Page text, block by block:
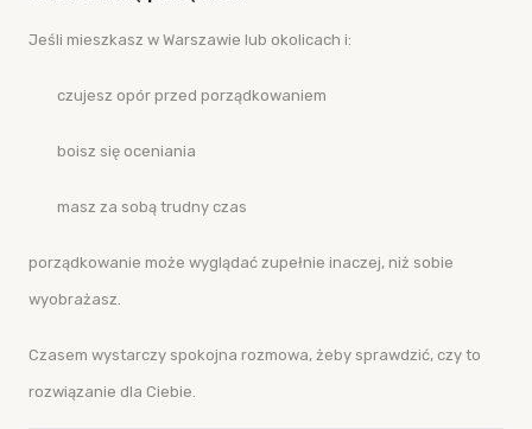
Jeśli mieszkasz w Warszawie lub okolicach i:
czujesz opór przed porządkowaniem
boisz się oceniania
masz za sobą trudny czas
porządkowanie może wyglądać zupełnie inaczej, niż sobie
wyobrażasz.
Czasem wystarczy spokojna rozmowa, żeby sprawdzić, czy to
rozwiązanie dla Ciebie.